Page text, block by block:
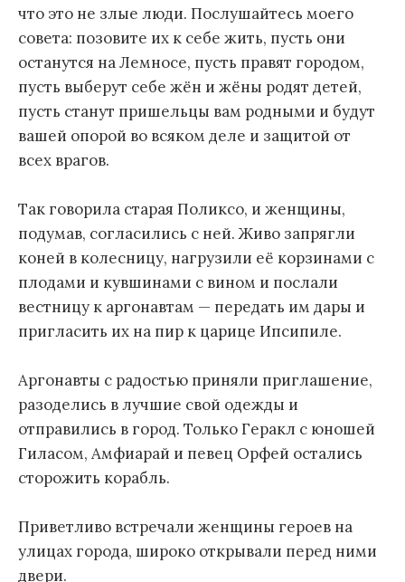
что это не злые люди. Послушайтесь моего
совета: позовите их к себе жить, пусть они
останутся на Лемносе, пусть правят городом,
пусть выберут себе жён и жёны родят детей,
пусть станут пришельцы вам родными и будут
вашей опорой во всяком деле и защитой от
всех врагов.
Так говорила старая Поликсо, и женщины,
подумав, согласились с ней. Живо запрягли
коней в колесницу, нагрузили её корзинами с
плодами и кувшинами с вином и послали
вестницу к аргонавтам — передать им дары и
пригласить их на пир к царице Ипсипиле.
Аргонавты с радостью приняли приглашение,
разоделись в лучшие свой одежды и
отправились в город. Только Геракл с юношей
Гиласом, Амфиарай и певец Орфей остались
сторожить корабль.
Приветливо встречали женщины героев на
улицах города, широко открывали перед ними
двери.